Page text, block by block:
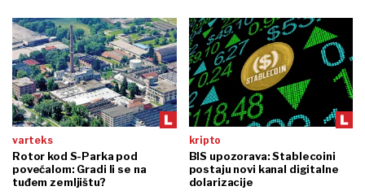
varteks
Rotor kod S-Parka pod
povećalom: Gradi li se na
tuđem zemljištu?
kripto
BIS upozorava: Stablecoini
postaju novi kanal digitalne
dolarizacije